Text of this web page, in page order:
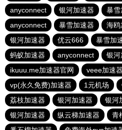
anyconnect
银河加速器 暴雪
anyconnect
暴雪加速器 海鸥
银河加速器
优云666 暴雪加
蚂蚁加速器
anyconnect 银河
ikuuu.me加速器官网
veee加速器
vp(永久免费)加速器
1元机场
荔枝加速器
银河加速器 银河
银河加速器
纵云梯加速器 青